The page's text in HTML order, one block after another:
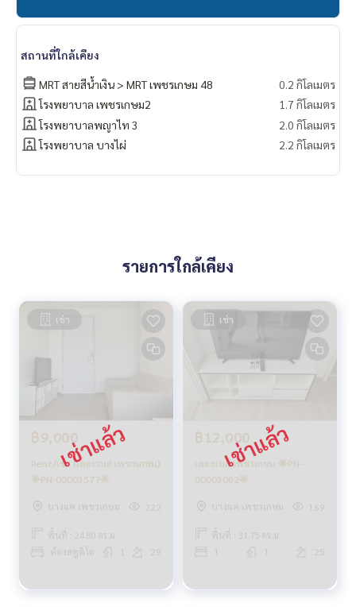
สถานที่ใกล้เคียง
MRT สายสีน้ำเงิน > MRT เพชรเกษม 48
0.2 กิโลเมตร
โรงพยาบาล เพชรเกษม2
1.7 กิโลเมตร
โรงพยาบาลพญาไท 3
2.0 กิโลเมตร
โรงพยาบาล บางไผ่
2.2 กิโลเมตร
รายการใกล้เคียง
เช่า
฿9,000
Rent/เช่า (เดอะเบส เพชรเกษม)
🌟PN-00003577🌟
บางแค เพชรเกษม
พื้นที่ : 24.80 ตร.ม.
ห้องสตูดิโอ 29
เช่า
฿12,000
เดอะเบส เพชรเกษม 🌟PN-
00003082🌟
บางแค เพชรเกษม 169
พื้นที่ : 31.75 ตร.ม.
25